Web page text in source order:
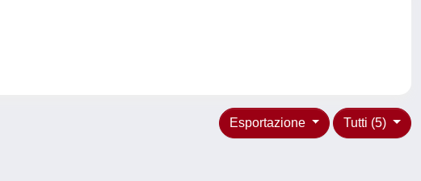
Tutti (5)
Esportazione